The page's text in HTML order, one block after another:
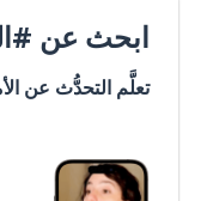
ابحث عن
تعلَّم التحدُّث عن